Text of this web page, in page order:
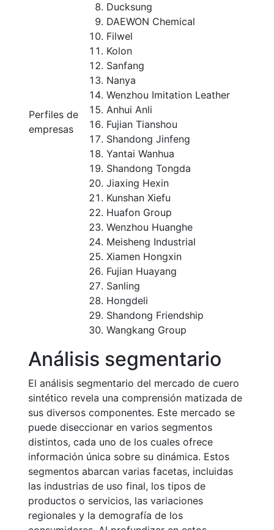
Perfiles de
empresas
Ducksung
DAEWON Chemical
Filwel
Kolon
Sanfang
Nanya
Wenzhou Imitation Leather
Anhui Anli
Fujian Tianshou
Shandong Jinfeng
Yantai Wanhua
Shandong Tongda
Jiaxing Hexin
Kunshan Xiefu
Huafon Group
Wenzhou Huanghe
Meisheng Industrial
Xiamen Hongxin
Fujian Huayang
Sanling
Hongdeli
Shandong Friendship
Wangkang Group
Análisis segmentario
El análisis segmentario del mercado de cuero
sintético revela una comprensión matizada de
sus diversos componentes. Este mercado se
puede diseccionar en varios segmentos
distintos, cada uno de los cuales ofrece
información única sobre su dinámica. Estos
segmentos abarcan varias facetas, incluidas
las industrias de uso final, los tipos de
productos o servicios, las variaciones
regionales y la demografía de los